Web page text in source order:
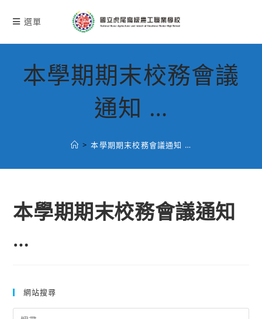
選單
本學期期末校務會議
通知 …
> 本學期期末校務會議通知 …
本學期期末校務會議通知
…
網站搜尋